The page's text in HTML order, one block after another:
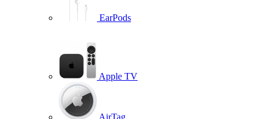
EarPods
Apple TV